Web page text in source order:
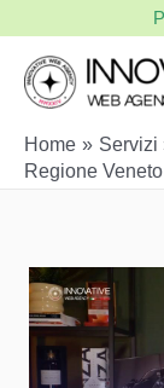
contenuto
Home Servizi
Regione Veneto